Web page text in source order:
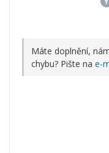
Máte doplnění,
chybu? Pište na e-